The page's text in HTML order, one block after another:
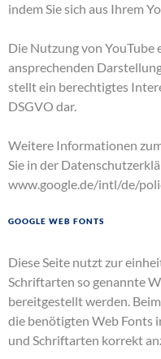
indem Sie sich aus Ihrem
Die Nutzung von
ansprechenden
stellt ein berechtigtes
DSGVO dar.
Weitere Informationen
Sie in der
www.google.de/intl/de/
Google Web Fonts
Diese Seite nutzt zur
Schriftarten so genannte
bereitgestellt werden.
die benötigten Web Fonts
und Schriftarten korrekt